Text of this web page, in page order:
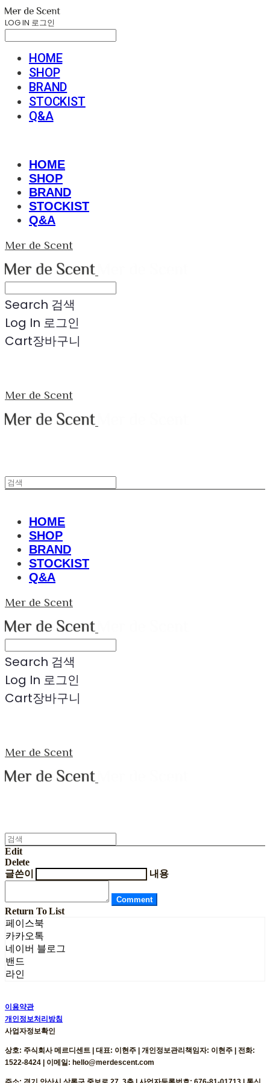
LOG IN 로그인
HOME
SHOP
BRAND
STOCKIST
Q&A
HOME
SHOP
BRAND
STOCKIST
Q&A
Mer de Scent
Search 검색
Log In 로그인
Cart장바구니
Mer de Scent
HOME
SHOP
BRAND
STOCKIST
Q&A
Mer de Scent
Search 검색
Log In 로그인
Cart장바구니
Mer de Scent
Edit
Delete
글쓴이
내용
Comment
Return To List
페이스북
카카오톡
네이버 블로그
밴드
라인
이용약관
개인정보처리방침
사업자정보확인
상호: 주식회사 메르디센트 | 대표: 이현주 | 개인정보관리책임자: 이현주 | 전화:
1522-8424 | 이메일: hello@merdescent.com